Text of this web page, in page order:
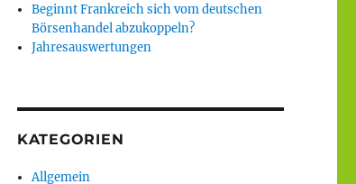
Beginnt Frankreich sich vom deutschen
Börsenhandel abzukoppeln?
Jahresauswertungen
KATEGORIEN
Allgemein